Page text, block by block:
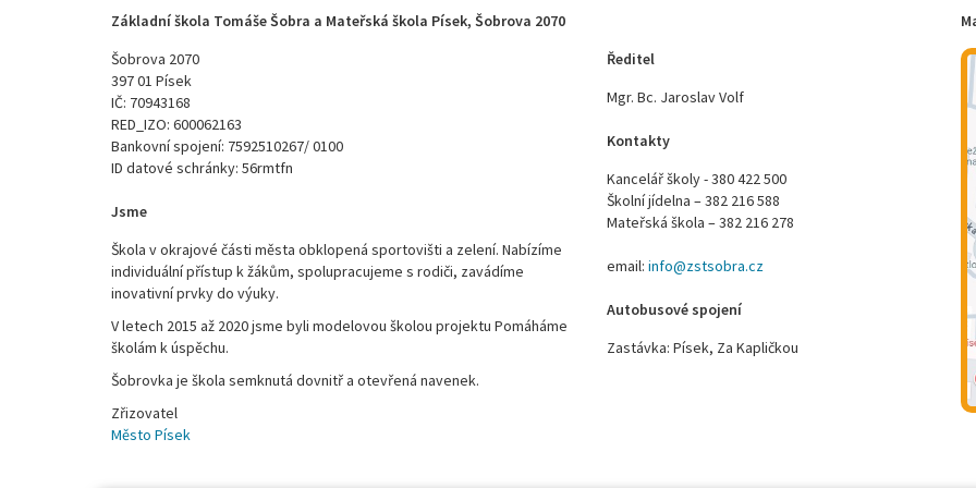
Základní škola Tomáše Šobra a Mateřská škola Písek, Šobrova 2070
Šobrova 2070
397 01 Písek
IČ: 70943168
RED_IZO: 600062163
Bankovní spojení: 7592510267/ 0100
ID datové schránky: 56rmtfn
Jsme
Škola v okrajové části města obklopená sportovišti a zelení. Nabízíme
individuální přístup k žákům, spolupracujeme s rodiči, zavádíme
inovativní prvky do výuky.
V letech 2015 až 2020 jsme byli modelovou školou projektu Pomáháme
školám k úspěchu.
Šobrovka je škola semknutá dovnitř a otevřená navenek.
Zřizovatel
Město Písek
Ředitel
Mgr. Bc. Jaroslav Volf
Kontakty
Kancelář školy - 380 422 500
Školní jídelna – 382 216 588
Mateřská škola – 382 216 278
email: info@zstsobra.cz
Autobusové spojení
Zastávka: Písek, Za Kapličkou